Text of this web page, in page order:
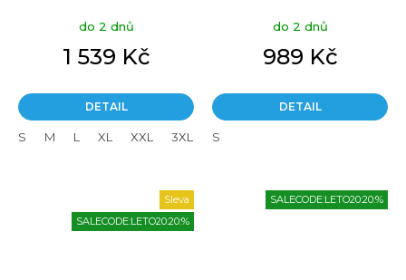
do 2 dnů
1 539 Kč
DETAIL
S M L XL XXL 3XL
do 2 dnů
989 Kč
DETAIL
S
Sleva
SALECODE:LETO20:20:%
SALECODE:LETO20:20:%